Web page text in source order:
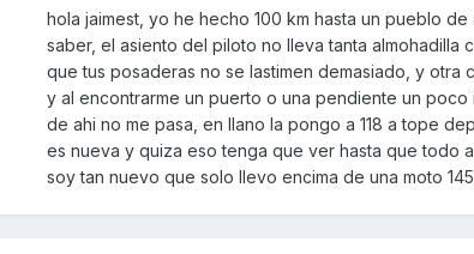
hola jaimest, yo he hecho 100 km hasta un pueblo
saber, el asiento del piloto no lleva tanta
que tus posaderas no se lastimen demasiado, y otra
y al encontrarme un puerto o una pendiente un
de ahi no me pasa, en llano la pongo a 118 a tope
es nueva y quiza eso tenga que ver hasta que todo
soy tan nuevo que solo llevo encima de una moto